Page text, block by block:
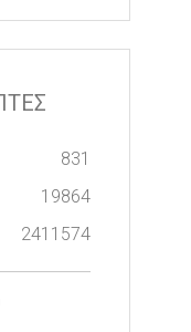
831
19864
2411574